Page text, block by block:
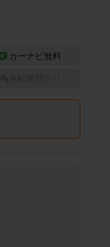
カーナビ無料